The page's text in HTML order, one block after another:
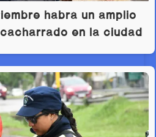
habrá un amplio
en la ciudad